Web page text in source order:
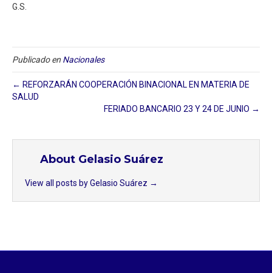
G.S.
Publicado en Nacionales
← REFORZARÁN COOPERACIÓN BINACIONAL EN MATERIA DE
SALUD
FERIADO BANCARIO 23 Y 24 DE JUNIO →
About Gelasio Suárez
View all posts by Gelasio Suárez →